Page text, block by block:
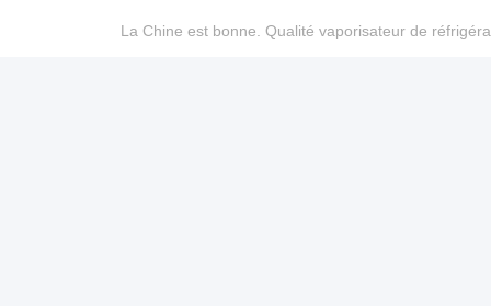
La Chine est bonne. Qualité vaporisateur de